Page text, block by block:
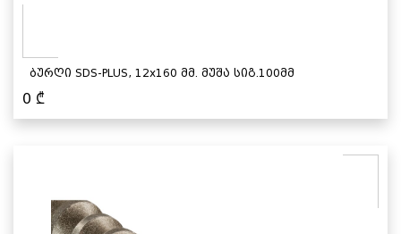
ბურღი SDS-PLUS, 12x160 მმ. მუშა სიგ.100მმ
0 ₾